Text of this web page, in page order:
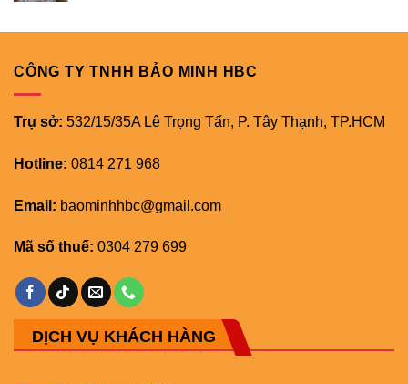
CÔNG TY TNHH BẢO MINH HBC
Trụ sở: 532/15/35A Lê Trọng Tấn, P. Tây Thạnh, TP.HCM
Hotline: 0814 271 968
Email: baominhhbc@gmail.com
Mã số thuế: 0304 279 699
DỊCH VỤ KHÁCH HÀNG